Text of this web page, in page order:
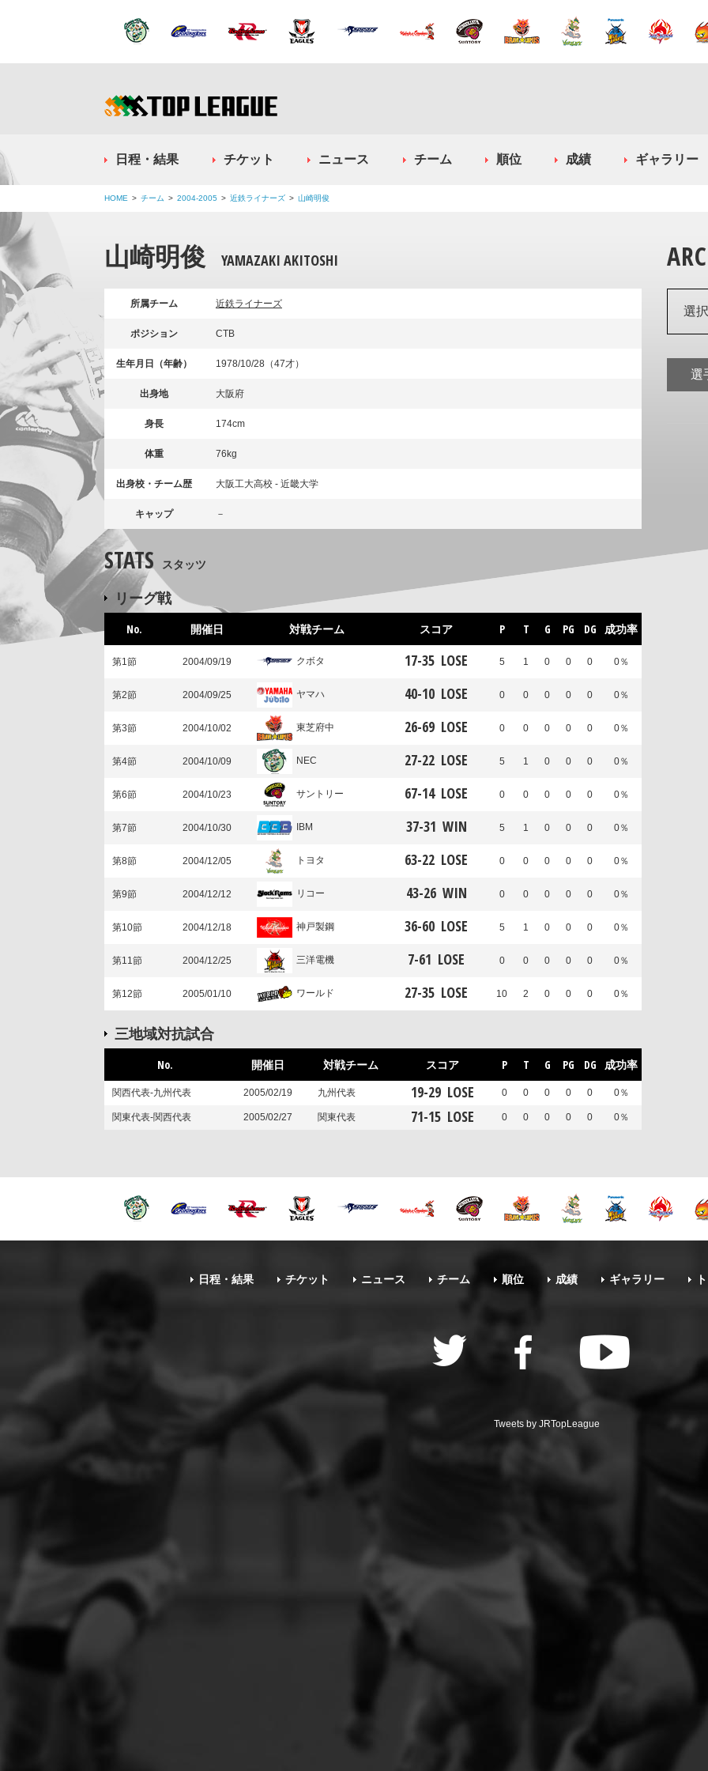
日程・結果 チケット ニュース チーム 順位 成績 ギャラリー
HOME チーム 2004-2005 近鉄ライナーズ 山崎明俊
山崎明俊 YAMAZAKI AKITOSHI
所属チーム 近鉄ライナーズ
ポジション CTB
生年月日（年齢） 1978/10/28（47才）
出身地 大阪府
身長 174cm
体重 76kg
出身校・チーム歴 大阪工大高校 - 近畿大学
キャップ －
STATS スタッツ
リーグ戦
No. 開催日 対戦チーム スコア P T G PG DG 成功率
第1節 2004/09/19 クボタ 17-35 LOSE 5 1 0 0 0 0％
第2節 2004/09/25 ヤマハ 40-10 LOSE 0 0 0 0 0 0％
第3節 2004/10/02 東芝府中 26-69 LOSE 0 0 0 0 0 0％
第4節 2004/10/09 NEC 27-22 LOSE 5 1 0 0 0 0％
第6節 2004/10/23 サントリー 67-14 LOSE 0 0 0 0 0 0％
第7節 2004/10/30 IBM 37-31 WIN 5 1 0 0 0 0％
第8節 2004/12/05 トヨタ 63-22 LOSE 0 0 0 0 0 0％
第9節 2004/12/12 リコー 43-26 WIN 0 0 0 0 0 0％
第10節 2004/12/18 神戸製鋼 36-60 LOSE 5 1 0 0 0 0％
第11節 2004/12/25 三洋電機 7-61 LOSE 0 0 0 0 0 0％
第12節 2005/01/10 ワールド 27-35 LOSE 10 2 0 0 0 0％
三地域対抗試合
No. 開催日 対戦チーム スコア P T G PG DG 成功率
関西代表-九州代表 2005/02/19 九州代表 19-29 LOSE 0 0 0 0 0 0％
関東代表-関西代表 2005/02/27 関東代表 71-15 LOSE 0 0 0 0 0 0％
選
選
日程・結果 チケット ニュース チーム 順位 成績 ギャラリー
Tweets by JRTopLeague